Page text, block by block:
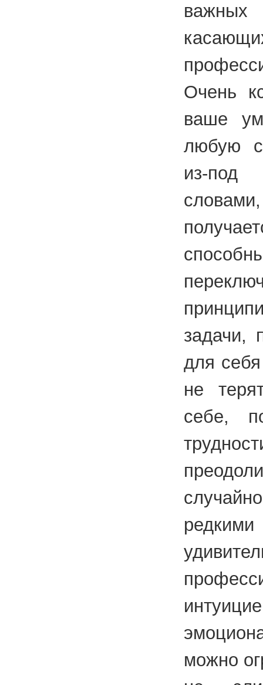
Очень
ваше
любую
из-под
задачи,
для
не
себе,
можно